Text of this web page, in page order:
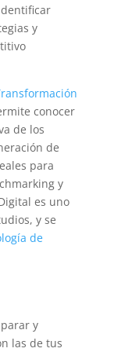
y
conocer
de los
de
para
y
es uno
y se
de
y
las de tus